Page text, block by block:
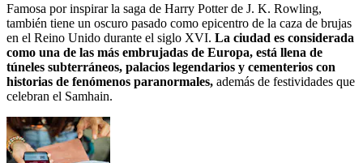
Famosa por inspirar la saga de Harry Potter de J. K. Rowling,
también tiene un oscuro pasado como epicentro de la caza de brujas
en el Reino Unido durante el siglo XVI. La ciudad es considerada
como una de las más embrujadas de Europa, está llena de
túneles subterráneos, palacios legendarios y cementerios con
historias de fenómenos paranormales, además de festividades que
celebran el Samhain.